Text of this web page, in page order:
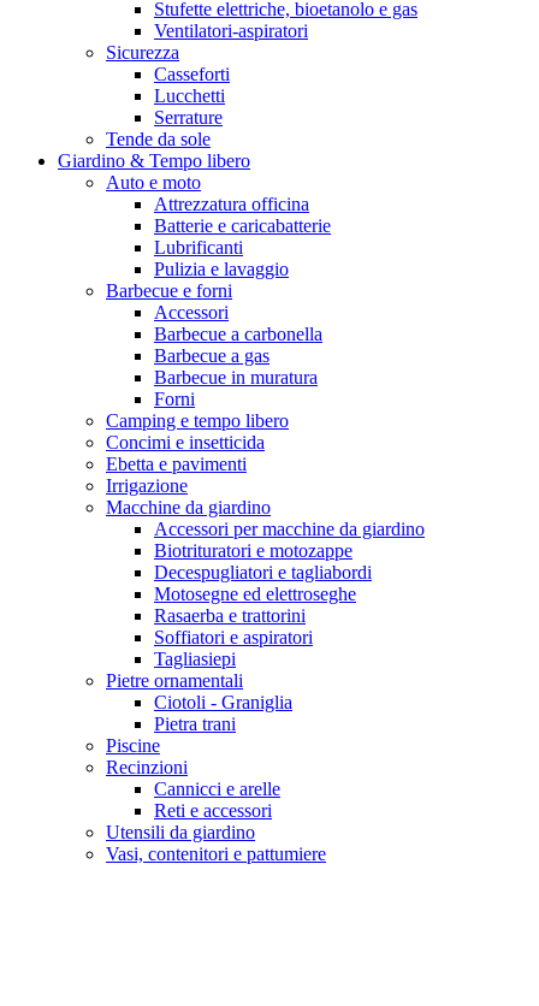
Stufette elettriche, bioetanolo e gas
Ventilatori-aspiratori
Sicurezza
Casseforti
Lucchetti
Serrature
Tende da sole
Giardino & Tempo libero
Auto e moto
Attrezzatura officina
Batterie e caricabatterie
Lubrificanti
Pulizia e lavaggio
Barbecue e forni
Accessori
Barbecue a carbonella
Barbecue a gas
Barbecue in muratura
Forni
Camping e tempo libero
Concimi e insetticida
Ebetta e pavimenti
Irrigazione
Macchine da giardino
Accessori per macchine da giardino
Biotrituratori e motozappe
Decespugliatori e tagliabordi
Motosegne ed elettroseghe
Rasaerba e trattorini
Soffiatori e aspiratori
Tagliasiepi
Pietre ornamentali
Ciotoli - Graniglia
Pietra trani
Piscine
Recinzioni
Cannicci e arelle
Reti e accessori
Utensili da giardino
Vasi, contenitori e pattumiere